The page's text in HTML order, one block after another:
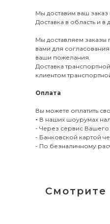
Мы доставим ваш
Доставка в область и
Мы доставляем заказы
вами для
ваши пожелания.
Доставка
клиентом
Оплата
Вы можете оплатить
- В наших шоурумах
- Через сервис Вашего
- Банковской картой
- По безналичному
Смотрите